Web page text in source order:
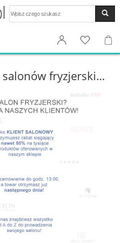
Oferta hurtowa dla salonów fryzjerskich